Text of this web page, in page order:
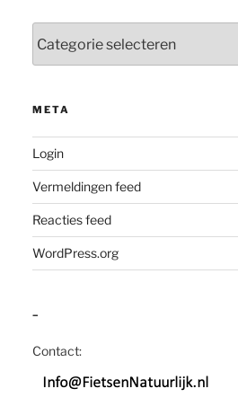
META
Login
Vermeldingen feed
Reacties feed
WordPress.org
–
Contact: